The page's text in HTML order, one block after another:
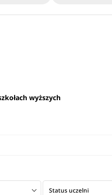
wyższych
Status uczelni